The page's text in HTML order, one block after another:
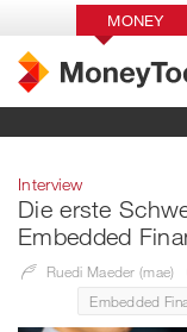
MONEY
Interview
Die erste
Embedded
Ruedi Maeder (mae)
Embedded